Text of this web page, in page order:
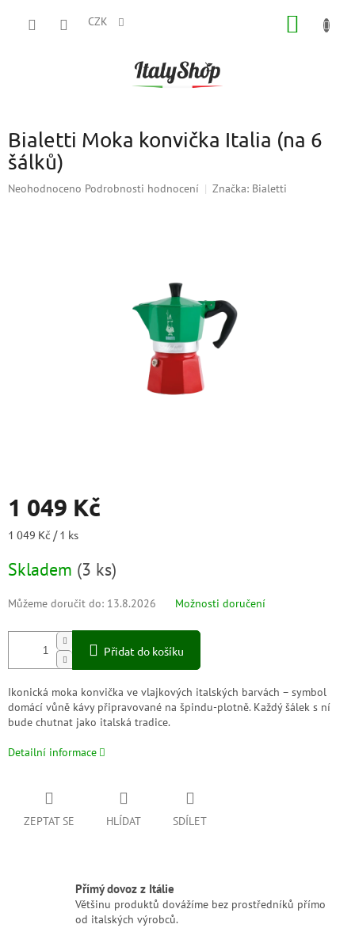
CZK
Bialetti Moka konvička Italia (na 6
šálků)
Průměrné
Neohodnoceno Podrobnosti hodnocení Značka: Bialetti
1 049 Kč
Měrná
1 049 Kč / 1 ks
Skladem (3 ks)
Můžeme doručit do: 13.8.2026 Možnosti doručení
Přidat do košíku
Ikonická moka konvička ve vlajkových italských barvách – symbol
domácí vůně kávy připravované na špindu-plotně. Každý šálek s ní
bude chutnat jako italská tradice.
Detailní informace
ZEPTAT SE HLÍDAT SDÍLET
Přímý dovoz z Itálie
Většinu produktů dovážíme bez prostředníků přímo
od italských výrobců.